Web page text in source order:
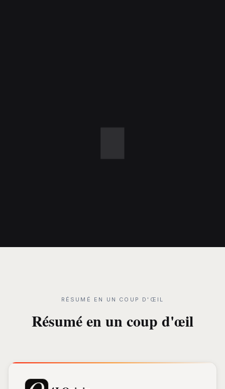
RÉSUMÉ EN UN COUP D'ŒIL
Résumé en un coup d'œil